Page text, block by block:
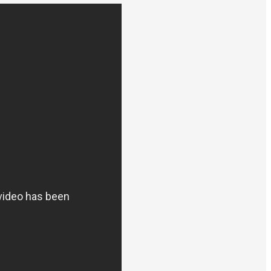
i una reducció notable en
és perillós per a la salut,